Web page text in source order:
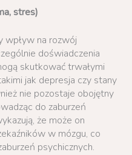
stres)
wpływ na rozwój
doświadczenia
skutkować trwałymi
jak depresja czy stany
nie pozostaje obojętny
do zaburzeń
że może on
w mózgu, co
psychicznych.